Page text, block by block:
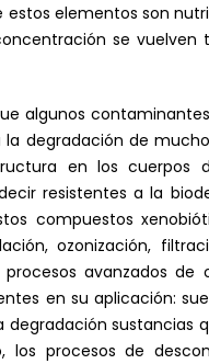
estos elementos son
se vuelven
algunos
degradación de
en los cuerpos
resistentes a la
compuestos
ozonización,
avanzados de
en su aplicación:
degradación sustancias
los procesos de